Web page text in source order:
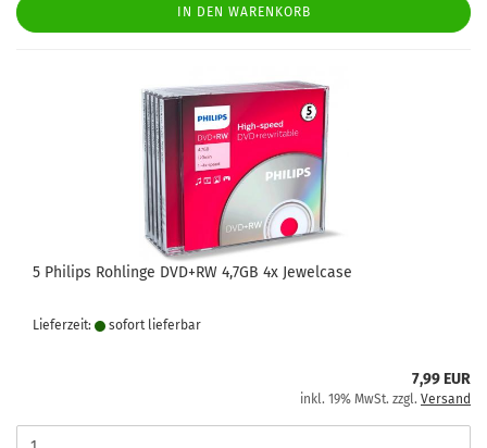
IN DEN WARENKORB
5 Philips Rohlinge DVD+RW 4,7GB 4x Jewelcase
Lieferzeit: sofort lie­fer­bar
7,99 EUR
inkl. 19% MwSt. zzgl. Versand